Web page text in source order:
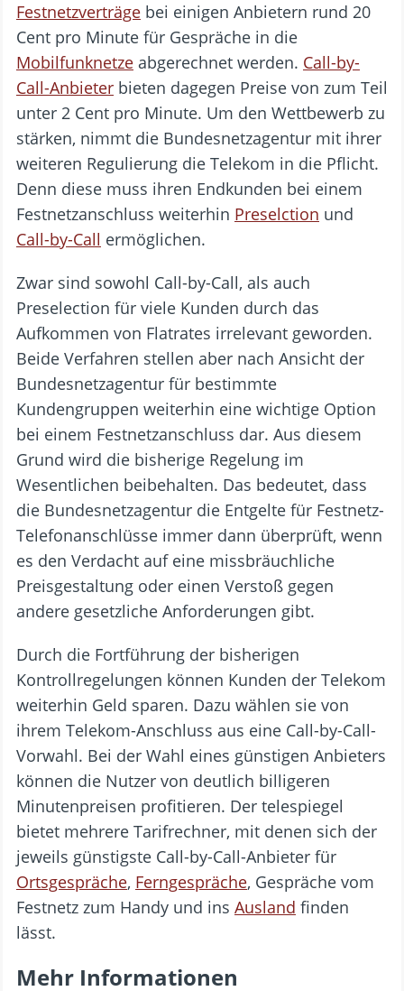
Festnetzverträge bei einigen Anbietern rund 20
Cent pro Minute für Gespräche in die
Mobilfunknetze abgerechnet werden. Call-by-
Call-Anbieter bieten dagegen Preise von zum Teil
unter 2 Cent pro Minute. Um den Wettbewerb zu
stärken, nimmt die Bundesnetzagentur mit ihrer
weiteren Regulierung die Telekom in die Pflicht.
Denn diese muss ihren Endkunden bei einem
Festnetzanschluss weiterhin Preselction und
Call-by-Call ermöglichen.
Zwar sind sowohl Call-by-Call, als auch
Preselection für viele Kunden durch das
Aufkommen von Flatrates irrelevant geworden.
Beide Verfahren stellen aber nach Ansicht der
Bundesnetzagentur für bestimmte
Kundengruppen weiterhin eine wichtige Option
bei einem Festnetzanschluss dar. Aus diesem
Grund wird die bisherige Regelung im
Wesentlichen beibehalten. Das bedeutet, dass
die Bundesnetzagentur die Entgelte für Festnetz-
Telefonanschlüsse immer dann überprüft, wenn
es den Verdacht auf eine missbräuchliche
Preisgestaltung oder einen Verstoß gegen
andere gesetzliche Anforderungen gibt.
Durch die Fortführung der bisherigen
Kontrollregelungen können Kunden der Telekom
weiterhin Geld sparen. Dazu wählen sie von
ihrem Telekom-Anschluss aus eine Call-by-Call-
Vorwahl. Bei der Wahl eines günstigen Anbieters
können die Nutzer von deutlich billigeren
Minutenpreisen profitieren. Der telespiegel
bietet mehrere Tarifrechner, mit denen sich der
jeweils günstigste Call-by-Call-Anbieter für
Ortsgespräche, Ferngespräche, Gespräche vom
Festnetz zum Handy und ins Ausland finden
lässt.
Mehr Informationen